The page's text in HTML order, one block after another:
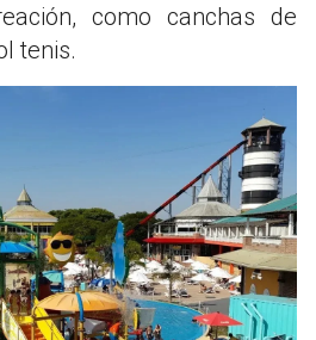
como canchas de
tenis.